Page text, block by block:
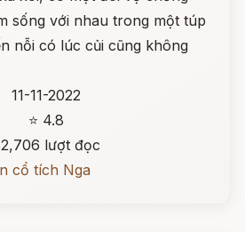
sống với nhau trong một túp
nỗi có lúc củi cũng không
11-11-2022
⭐ 4.8
lượt đọc
cổ tích Nga